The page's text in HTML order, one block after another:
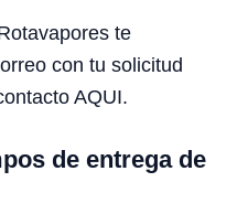
te
con tu solicitud
AQUI.
de entrega de